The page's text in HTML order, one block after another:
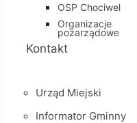
OSP Chociwel
Organizacje
pozarządowe
Kontakt
Urząd Miejski
Informator Gminny